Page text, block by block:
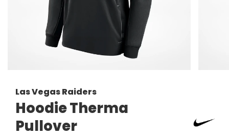
Las Vegas Raiders
Hoodie Therma
Pullover